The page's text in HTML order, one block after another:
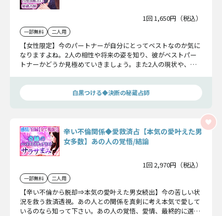
1回 1,650円（税込）
一部無料 二人用
【女性限定】今のパートナーが自分にとってベストなのか気に
なりますよね。2人の相性や将来の姿を知り、彼がベストパー
トナーかどうか見極めていきましょう。また2人の現状や、彼
白黒つける◆決断の秘蔵占師
辛い不倫関係◆愛救済占【本気の愛叶えた男
女多数】あの人の覚悟/結論
1回 2,970円（税込）
一部無料 二人用
【辛い不倫から脱却⇒本気の愛叶えた男女続出】今の苦しい状
況を救う救済透視。あの人との関係を真剣に考え本気で愛して
いるのなら知って下さい。あの人の覚悟、愛情、最終的に選ぶ